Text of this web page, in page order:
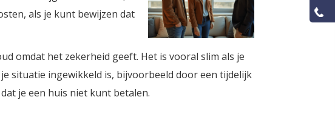
als je kunt bewijzen dat
omdat het zekerheid geeft. Het is vooral slim als je
situatie ingewikkeld is, bijvoorbeeld door een tijdelijk
je een huis niet kunt betalen.